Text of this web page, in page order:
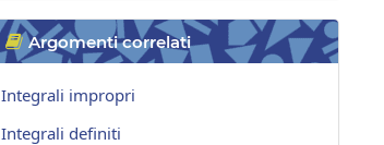
 Argomenti correlati
Integrali impropri
Integrali definiti